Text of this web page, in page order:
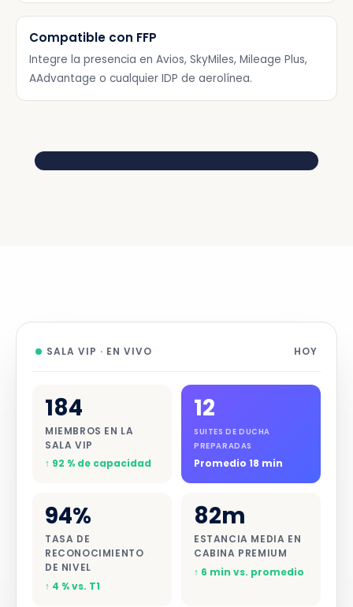
Compatible con FFP
Integre la presencia en Avios, SkyMiles, Mileage Plus,
AAdvantage o cualquier IDP de aerolínea.
BA286 · CAMBIO DE PUERTA
desde esta sala VIP.
MEJORA · PASE DE DÍA +
Escala de 5 horas - mejore a
Concorde Room por 12.500 Avios.
SALA VIP · EN VIVO HOY
184
MIEMBROS EN LA
SALA VIP
↑ 92 % de capacidad
12
SUITES DE DUCHA
PREPARADAS
Promedio 18 min
94%
TASA DE
RECONOCIMIENTO
DE NIVEL
↑ 4 % vs. T1
82m
ESTANCIA MEDIA EN
CABINA PREMIUM
↑ 6 min vs. promedio